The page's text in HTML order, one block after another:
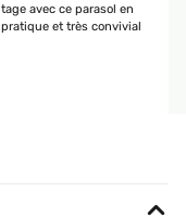
avec ce parasol en
et très convivial